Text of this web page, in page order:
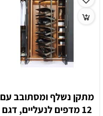
מתקן נשלף ומסתובב עם
12 מדפים לנעליים, דגם